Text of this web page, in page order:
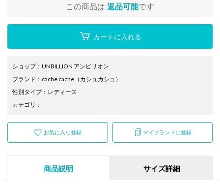
この商品は 返品可能です
カートに入れる
ショップ： UNBILLION アンビリオン
ブランド ： cache cache （カシュカシュ）
性別タイプ： レディース
カテゴリ ：
お気に入り登録 マイブランドに登録
商品説明 サイズ詳細